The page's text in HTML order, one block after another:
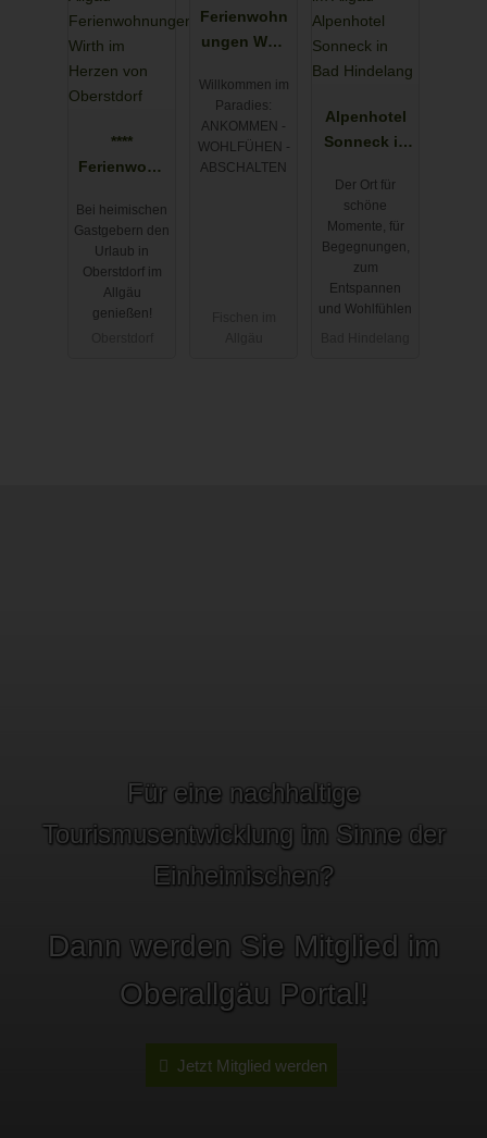
****
Ferienwohn
im Herzen
Oberstdorf
Bei heimischen
Gastgebern den
Urlaub in
Oberstdorf im
Allgäu
genießen!
Ferienwohn
ungen Wolf
im Allgäu
Willkommen im
Paradies:
ANKOMMEN -
WOHLFÜHEN -
ABSCHALTEN
Alpenhotel
Sonneck in
Hindelang
Der Ort für
schöne
Momente, für
Begegnungen,
zum
Entspannen
und Wohlfühlen
Für eine nachhaltige
Tourismusentwicklung im Sinne der
Einheimischen?
Dann werden Sie Mitglied im
Oberallgäu Portal!
Jetzt Mitglied werden